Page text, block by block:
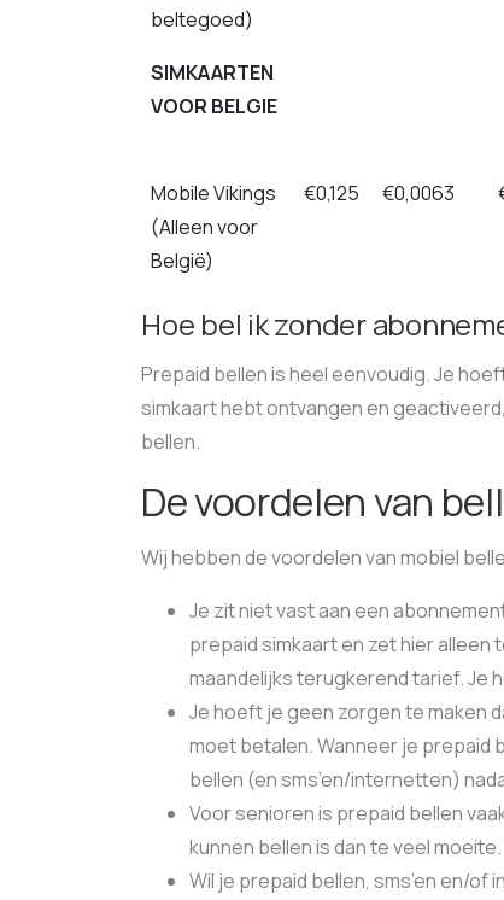
beltegoed)
SIMKAARTEN
VOOR BELGIE
Mobile Vikings
(Alleen voor
België)
€0,125 €0,0063
Hoe bel ik zonder
Prepaid bellen is heel eenvoudig. Je
simkaart hebt ontvangen en
bellen.
De voordelen van
Wij hebben de voordelen van mobiel
Je zit niet vast aan een
prepaid simkaart en zet hier alleen
maandelijks terugkerend tarief. Je
Je hoeft je geen zorgen te maken
moet betalen. Wanneer je prepaid
bellen (en sms’en/internetten)
Voor senioren is prepaid bellen
kunnen bellen is dan te veel moeite.
Wil je prepaid bellen, sms’en en/